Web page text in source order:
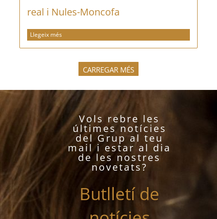
real i Nules-Moncofa
Llegeix més
CARREGAR MÉS
Vols rebre les
últimes notícies
del Grup al teu
mail i estar al dia
de les nostres
novetats?
Butlletí de